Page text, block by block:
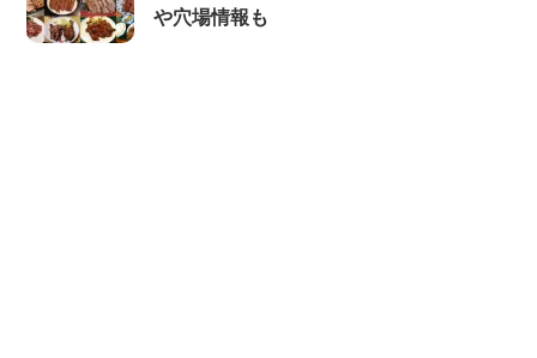
や穴場情報も